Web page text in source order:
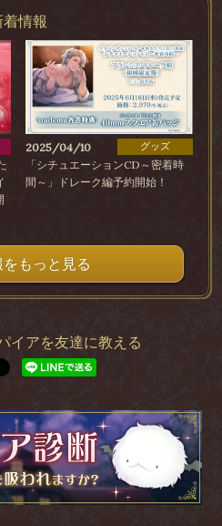
着情報
2025/04/10 グッズ
「シチュエーションCD～密着時
間～」ドレーク編予約開始！
もっと見る
イアを友達に教える